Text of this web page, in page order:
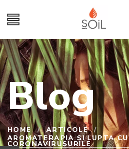
Blog
HOME / ARTICOLE
/
AROMATERAPIA ȘI LUPTA CU
CORONAVIRUSURILE